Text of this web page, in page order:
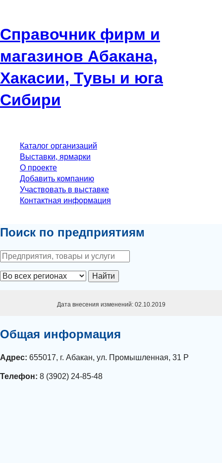
Справочник фирм и
магазинов Абакана,
Хакасии, Тувы и юга
Сибири
Каталог организаций
Выставки, ярмарки
О проекте
Добавить компанию
Участвовать в выставке
Контактная информация
Поиск по предприятиям
Найти
Дата внесения изменений: 02.10.2019
Общая информация
Адрес: 655017, г. Абакан, ул. Промышленная, 31 Р
Телефон: 8 (3902) 24-85-48